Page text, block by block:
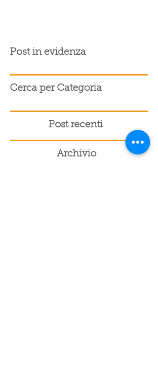
Post in evidenza
Cerca per Categoria
Post recenti
Archivio